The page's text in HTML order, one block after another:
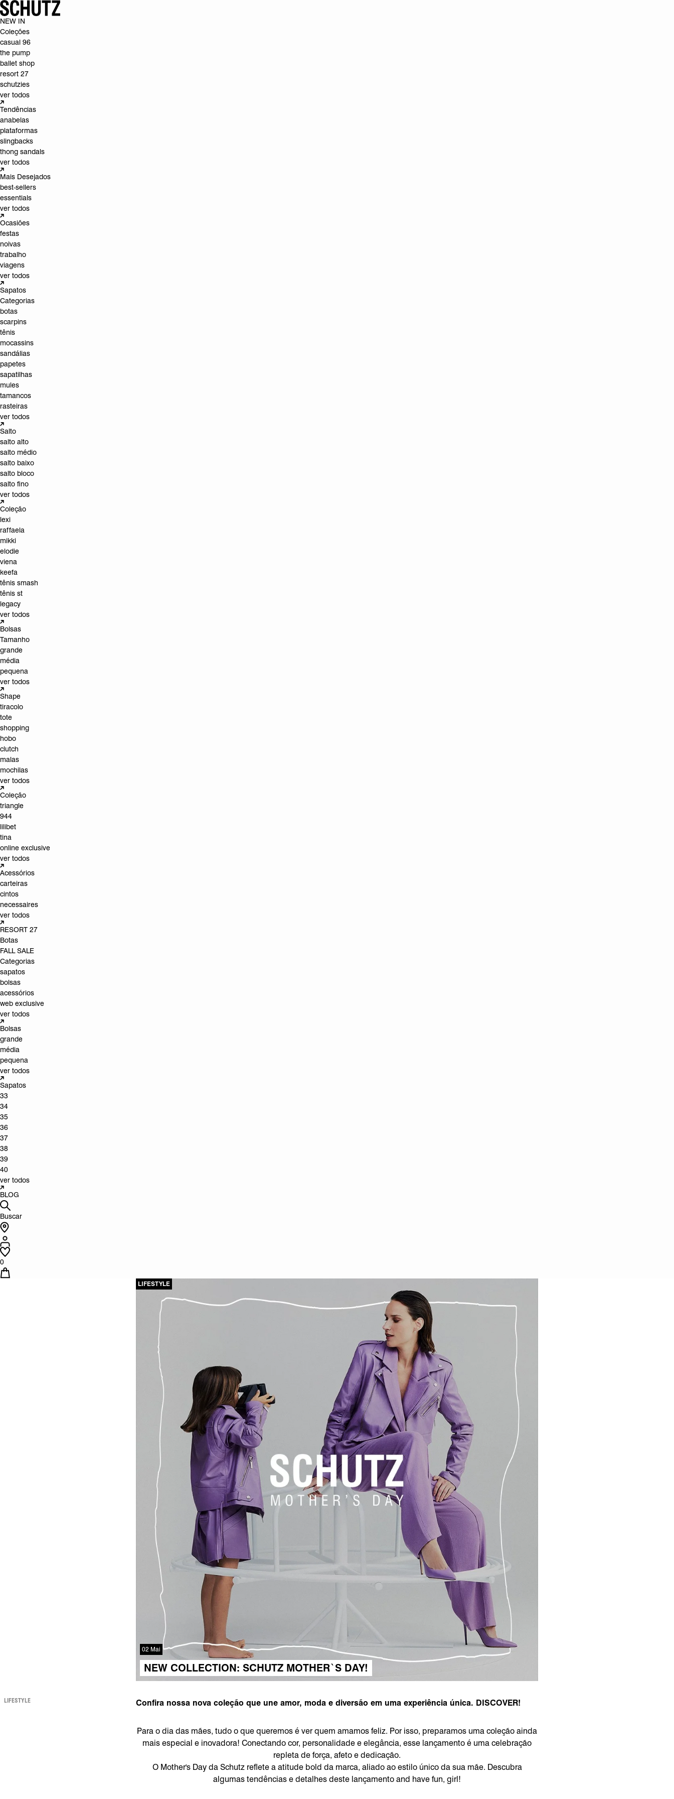
NEW IN
Coleções
casual 96
the pump
ballet shop
resort 27
schutzies
ver todos
Tendências
anabelas
plataformas
slingbacks
thong sandals
ver todos
Mais Desejados
best-sellers
essentials
ver todos
Ocasiões
festas
noivas
trabalho
viagens
ver todos
Sapatos
Categorias
botas
scarpins
tênis
mocassins
sandálias
papetes
sapatilhas
mules
tamancos
rasteiras
ver todos
Salto
salto alto
salto médio
salto baixo
salto bloco
salto fino
ver todos
Coleção
lexi
raffaela
mikki
elodie
viena
keefa
tênis smash
tênis st
legacy
ver todos
Bolsas
Tamanho
grande
média
pequena
ver todos
Shape
tiracolo
tote
shopping
hobo
clutch
malas
mochilas
ver todos
Coleção
triangle
944
lilibet
tina
online exclusive
ver todos
Acessórios
carteiras
cintos
necessaires
ver todos
RESORT 27
Botas
FALL SALE
Categorias
sapatos
bolsas
acessórios
web exclusive
ver todos
Bolsas
grande
média
pequena
ver todos
Sapatos
33
34
35
36
37
38
39
40
ver todos
BLOG
Buscar
0
02 Mai
LIFESTYLE
NEW COLLECTION: SCHUTZ MOTHER`S DAY!
LIFESTYLE Confira nossa nova coleção que une amor, moda e diversão em uma experiência única. DISCOVER!
Para o dia das mães, tudo o que queremos é ver quem amamos feliz. Por isso, preparamos uma coleção ainda
mais especial e inovadora! Conectando cor, personalidade e elegância, esse lançamento é uma celebração
repleta de força, afeto e dedicação.
O Mother's Day da Schutz reflete a atitude bold da marca, aliado ao estilo único da sua mãe. Descubra
algumas tendências e detalhes deste lançamento and have fun, girl!